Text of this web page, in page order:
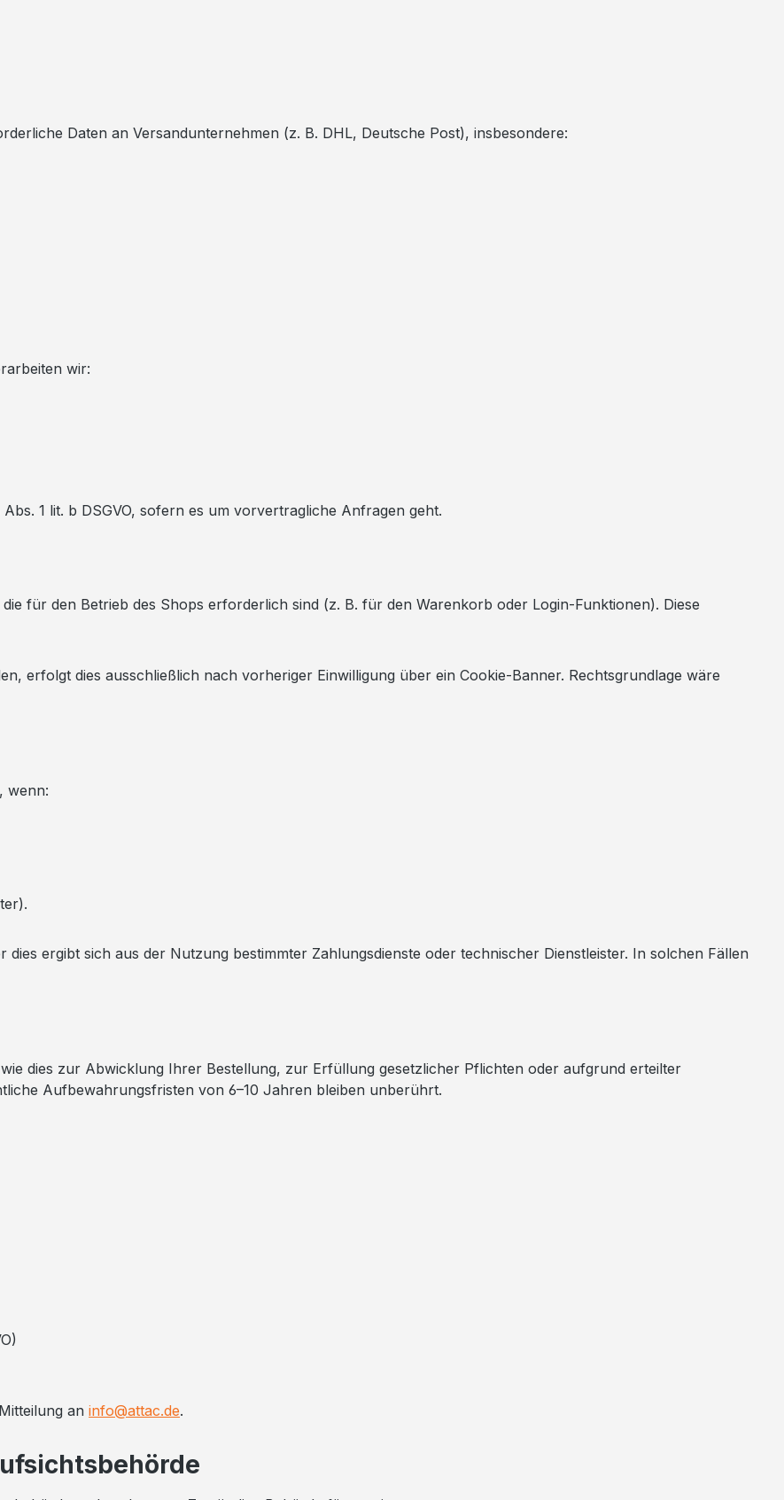
Daten an Versandunternehmen (z. B. DHL, Deutsche Post), insbesondere:
wir:
1 lit. b DSGVO, sofern es um vorvertragliche Anfragen geht.
für den Betrieb des Shops erforderlich sind (z. B. für den Warenkorb oder Login-Funktionen). Diese
erfolgt dies ausschließlich nach vorheriger Einwilligung über ein Cookie-Banner. Rechtsgrundlage wäre
wenn:
ergibt sich aus der Nutzung bestimmter Zahlungsdienste oder technischer Dienstleister. In solchen Fällen
dies zur Abwicklung Ihrer Bestellung, zur Erfüllung gesetzlicher Pflichten oder aufgrund erteilter
Aufbewahrungsfristen von 6–10 Jahren bleiben unberührt.
an info@attac.de.